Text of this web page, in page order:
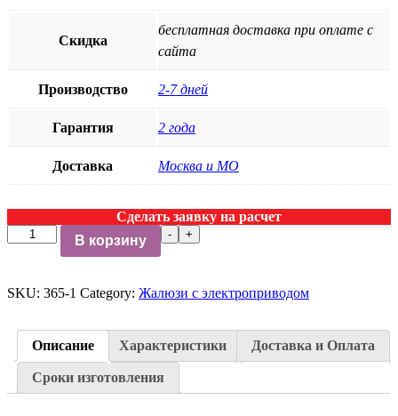
Скидка
бесплатная доставка при оплате с
сайта
Производство 2-7 дней
Гарантия 2 года
Доставка Москва и МО
Сделать заявку на расчет
-
Жалюзи
с
quantity
+
В корзину
SKU: 365-1 Category: Жалюзи с электроприводом
Описание Характеристики Доставка и Оплата
Сроки изготовления